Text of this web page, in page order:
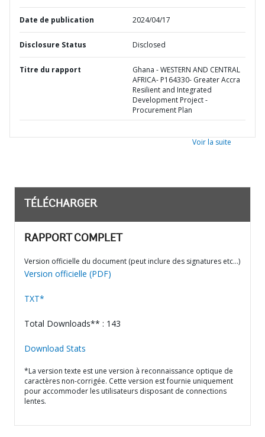
Date de publication 2024/04/17
Disclosure Status Disclosed
Titre du rapport
Ghana - WESTERN AND CENTRAL
AFRICA- P164330- Greater Accra
Resilient and Integrated
Development Project -
Procurement Plan
Voir la suite
TÉLÉCHARGER
RAPPORT COMPLET
Version officielle du document (peut inclure des signatures etc…)
Version officielle (PDF)
TXT*
Total Downloads** : 143
Download Stats
*La version texte est une version à reconnaissance optique de
caractères non-corrigée. Cette version est fournie uniquement
pour accommoder les utilisateurs disposant de connections
lentes.